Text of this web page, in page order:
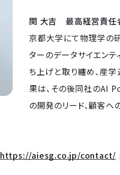
関 大吉 最高経営責任
京都大学にて物理学の
ターのデータサイエン
ち上げと取り纏め、産
果は、その後同社のAI
の開発のリード、顧客へ
https://aiesg.co.jp/contact/